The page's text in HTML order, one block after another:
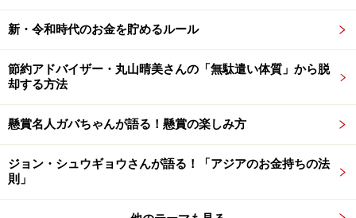
旅行については、「毎年海外旅行をしている。私はワイ
ンなどをテーマに旅行を計画し、妻は駐在時に通ってい
た乗馬クラブを再訪することが多い」と教えてくれまし
た。
新・令和時代のお金を貯めるルール
節約アドバイザー・丸山晴美さんの「無駄遣い体質」から脱
却する方法
懸賞名人ガバちゃんが語る！懸賞の楽しみ方
ジョン・シュウギョウさんが語る！「アジアのお金持ちの法
則」